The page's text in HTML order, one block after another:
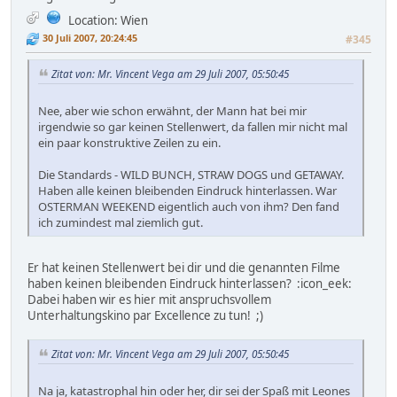
Location: Wien
30 Juli 2007, 20:24:45 #345
Zitat von: Mr. Vincent Vega am 29 Juli 2007, 05:50:45
Nee, aber wie schon erwähnt, der Mann hat bei mir
irgendwie so gar keinen Stellenwert, da fallen mir nicht mal
ein paar konstruktive Zeilen zu ein.
Die Standards - WILD BUNCH, STRAW DOGS und GETAWAY.
Haben alle keinen bleibenden Eindruck hinterlassen. War
OSTERMAN WEEKEND eigentlich auch von ihm? Den fand
ich zumindest mal ziemlich gut.
Er hat keinen Stellenwert bei dir und die genannten Filme
haben keinen bleibenden Eindruck hinterlassen? :icon_eek:
Dabei haben wir es hier mit anspruchsvollem
Unterhaltungskino par Excellence zu tun! ;)
Zitat von: Mr. Vincent Vega am 29 Juli 2007, 05:50:45
Na ja, katastrophal hin oder her, dir sei der Spaß mit Leones